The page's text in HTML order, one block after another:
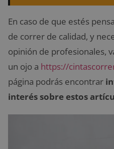
En caso de que estés
de correr de calidad, y
opinión de profesionales,
un ojo a https://
página podrás encontrar
interés sobre estos